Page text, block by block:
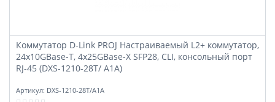
Коммутатор D-Link PROJ Настраиваемый L2+ коммутатор,
24x10GBase-T, 4x25GBase-X SFP28, CLI, консольный порт
RJ-45 (DXS-1210-28T/ A1A)
Артикул: DXS-1210-28T/A1A